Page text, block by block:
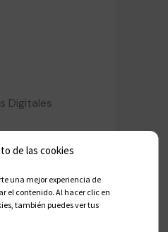
de las cookies
una mejor experiencia de
el contenido. Al hacer clic en
también puedes ver tus
Digitales